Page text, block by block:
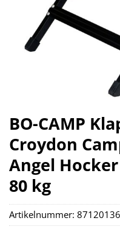
BO-CAMP
Croydon
Angel
80 kg
Artikelnummer: